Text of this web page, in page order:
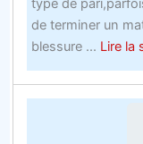
type de
de terminer un
blessure ... Lire la